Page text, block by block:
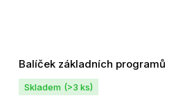
Balíček základních programů
Skladem (>3 ks)